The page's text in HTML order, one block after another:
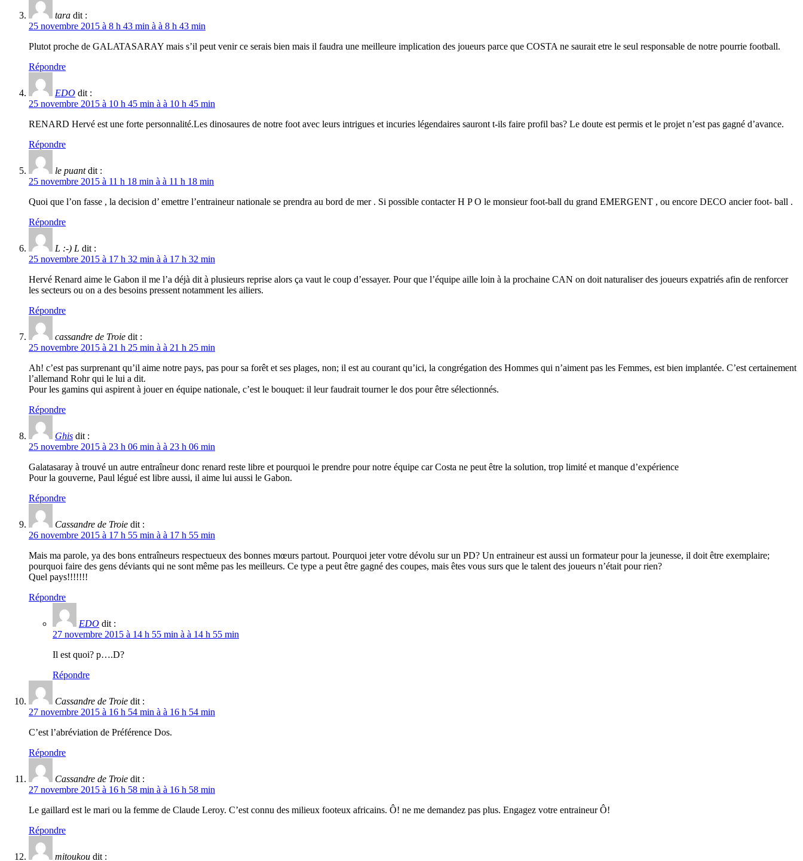
tara dit :
25 novembre 2015 à 8 h 43 min à à 8 h 43 min
Plutot proche de GALATASARAY mais s’il peut venir ce serais bien mais il faudra une meilleure implication des joueurs parce que COSTA ne saurait etre le seul responsable de notre pourrie football.
Répondre
EDO dit :
25 novembre 2015 à 10 h 45 min à à 10 h 45 min
RENARD Hervé est une forte personnalité.Les dinosaures de notre foot avec leurs intrigues et incuries légendaires sauront t-ils faire profil bas? Le doute est permis et le projet n’est pas gagné d’avance.
Répondre
le puant dit :
25 novembre 2015 à 11 h 18 min à à 11 h 18 min
Quoi que l’on fasse , la decision d’ emettre l’entraineur nationale se prendra au bord de mer . Si possible contacter H P O le monsieur foot-ball du grand EMERGENT , ou encore DECO ancier foot- ball .
Répondre
L :-) L dit :
25 novembre 2015 à 17 h 32 min à à 17 h 32 min
Hervé Renard aime le Gabon il me l’a déjà dit à plusieurs reprise alors ça vaut le coup d’essayer. Pour que l’équipe aille loin à la prochaine CAN on doit naturaliser des joueurs expatriés afin de renforcer
les secteurs ou on a des besoins pressent notamment les ailiers.
Répondre
cassandre de Troie dit :
25 novembre 2015 à 21 h 25 min à à 21 h 25 min
Ah! c’est pas surprenant qu’il aime notre pays, pas pour sa forêt et ses plages, non; il est au courant qu’ici, la congrégation des Hommes qui n’aiment pas les Femmes, est bien implantée. C’est certainement
l’allemand Rohr qui le lui a dit.
Pour les gamins qui aspirent à jouer en équipe nationale, c’est le bouquet: il leur faudrait tourner le dos pour être sélectionnés.
Répondre
Ghis dit :
25 novembre 2015 à 23 h 06 min à à 23 h 06 min
Galatasaray à trouvé un autre entraîneur donc renard reste libre et pourquoi le prendre pour notre équipe car Costa ne peut être la solution, trop limité et manque d’expérience
Pour la gouverne, Paul légué est libre aussi, il aime lui aussi le Gabon.
Répondre
Cassandre de Troie dit :
26 novembre 2015 à 17 h 55 min à à 17 h 55 min
Mais ma parole, ya des bons entraîneurs respectueux des bonnes mœurs partout. Pourquoi jeter votre dévolu sur un PD? Un entraineur est aussi un formateur pour la jeunesse, il doit être exemplaire;
pourquoi faire des gens déviants qui ne sont même pas les meilleurs. Ce type a peut être gagné des coupes, mais êtes vous surs que le talent des joueurs n’était pour rien?
Quel pays!!!!!!!
Répondre
EDO dit :
27 novembre 2015 à 14 h 55 min à à 14 h 55 min
Il est quoi? p….D?
Répondre
Cassandre de Troie dit :
27 novembre 2015 à 16 h 54 min à à 16 h 54 min
C’est l’abréviation de Préférence Dos.
Répondre
Cassandre de Troie dit :
27 novembre 2015 à 16 h 58 min à à 16 h 58 min
Le gaillard est le mari ou la femme de Claude Leroy. C’est connu des milieux footeux africains. Ô! ne me demandez pas plus. Engagez votre entraineur Ô!
Répondre
mitoukou dit :